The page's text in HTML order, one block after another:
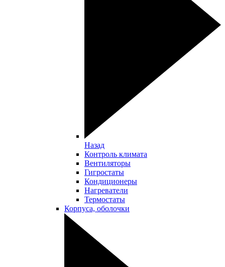
Назад
Контроль климата
Вентиляторы
Гигростаты
Кондиционеры
Нагреватели
Термостаты
Корпуса, оболочки